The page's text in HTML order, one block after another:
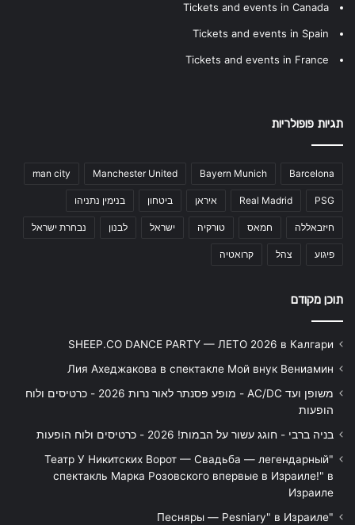
Tickets and events in Canada
Tickets and events in Spain
Tickets and events in France
תגיות פופולריות
Barcelona
Bayern Munich
Manchester United
man city
PSG
Real Madrid איראן ביטחון בנימין נתניהו
חיזבאללה חמאס טורקיה ישראל לבנון נבחרת ישראל
פיגוע צהל קרואטיה
תוכן מקודם
SHEEP.CO DANCE PARTY — ЛЕТО 2026 в Калгари
Лия Ахеджакова в спектакле Мой внук Вениамин
משופן ועד AC/DC - מופע פסנתר לאור נרות 2026 - כרטיסים ולוח
הופעות
בניה ברבי - חוגג עשור על הבמות! 2026 - כרטיסים ולוח הופעות
"Театр У Никитских Ворот — Свадьба — легендарный
спектакль Марка Розовского впервые в Израиле!" в
Израиле
"Песняры — Pesniary" в Израиле